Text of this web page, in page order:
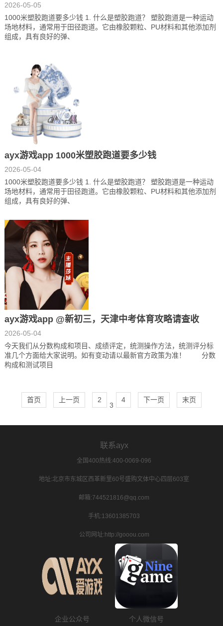
2026-05-05
1000米塑胶跑道要多少钱 1. 什么是塑胶跑道？ 塑胶跑道是一种运动
场地材料，通常用于田径跑道。它由橡胶颗粒、PU材料和其他添加剂
组成，具有良好的弹、
ayx游戏app 1000米塑胶跑道要多少钱
2026-05-04
1000米塑胶跑道要多少钱 1. 什么是塑胶跑道？ 塑胶跑道是一种运动
场地材料，通常用于田径跑道。它由橡胶颗粒、PU材料和其他添加剂
组成，具有良好的弹、
ayx游戏app @新初三，天津中考体育攻略请查收
2026-05-04
今天我们从分数构成和项目、成绩评定，统测操作方法，统测评分标
准几个方面给大家说明。如有变动请以最新官方政策为准！ 分数
构成和测试项目
首页 上一页 2
3
4 下一页 末页
联系ayx
全国400热线:400-0069-096
地址:北京市东城区西革新里60号盛购文体中心四层603室
邮箱:744521816@qq.com
手机:13601385703
公司网址:http://gooou.com
企业公众号 个人微信号